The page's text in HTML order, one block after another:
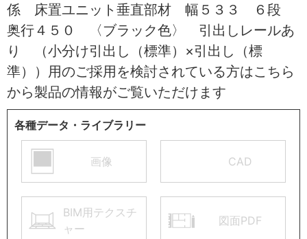
係 床置ユニット垂直部材 幅５３３ ６段
奥行４５０ 〈ブラック色〉 引出しレールあ
り （小分け引出し（標準）×引出し（標
準））用のご採用を検討されている方はこちら
から製品の情報がご覧いただけます
各種データ・ライブラリー
画像 CAD
BIM用テクスチ
ャー
図面PDF